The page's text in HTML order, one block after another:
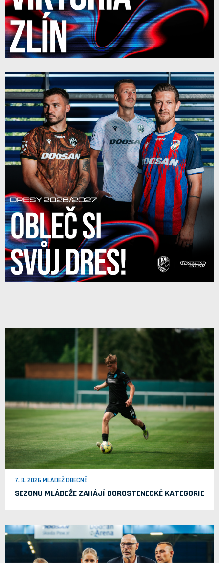
7. 8. 2026 MLÁDEŽ OBECNĚ
SEZONU MLÁDEŽE ZAHÁJÍ DOROSTENECKÉ KATEGORIE